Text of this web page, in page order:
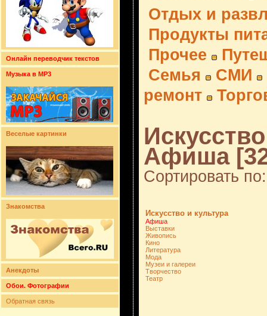
Онлайн переводчик текстов
Музыка в MP3
Веселые картинки
Знакомства
Анекдоты
Обои. Фотографии
Обратная связь
Отдых и
Продукты
Прочее
Семья
СМИ
ремонт
Афиша
Сортировать
Искусство и культура
Афиша
Выставки
Живопись
Кино
Литература
Мода
Музеи и галереи
Творчество
Театр